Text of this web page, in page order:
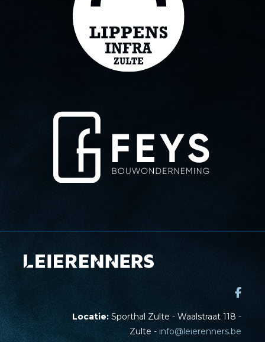
Locatie: Sporthal Zulte - Waalstraat 118 -
Zulte - info@leierenners.be